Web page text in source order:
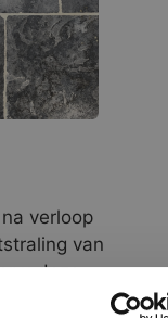
verloop
van
u deze